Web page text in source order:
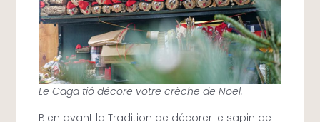
Le Caga tió décore votre crèche de Noël.
Bien avant la Tradition de décorer le sapin de